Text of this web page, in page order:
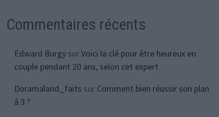
Commentaires récents
Edward BurgysurVoici la clé pour être heureux en
couple pendant 20 ans, selon cet expert
Doramaland_faits sur Comment bien réussir son plan
à 3 ?